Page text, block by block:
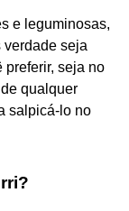
e leguminosas,
verdade seja
preferir, seja no
qualquer
salpicá-lo no